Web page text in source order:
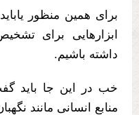
برای همین منظور
ابزارهایی برای
داشته باشیم.
خب در این جا باید
منابع انسانی مانند